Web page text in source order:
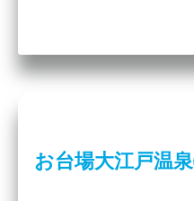
お台場大江戸温